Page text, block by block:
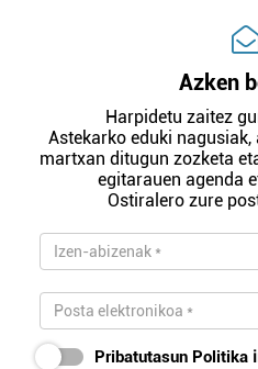
Azken
Harpidetu zaitez
Astekarko eduki
martxan ditugun zozketa
egitarauen agenda
Ostiralero zure
Pribatutasun Politika